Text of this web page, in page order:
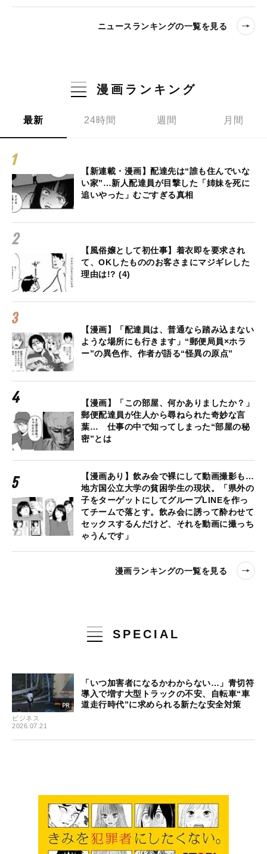
ニュースランキングの一覧を見る
漫画ランキング
最新 24時間 週間 月間
【新連載・漫画】配達先は“誰も住んでいな
い家”…新人配達員が目撃した「姉妹を死に
追いやった」むごすぎる真相
【風俗嬢として初仕事】着衣即を要求され
て、OKしたもののお客さまにマジギレした
理由は!? (4)
【漫画】「配達員は、普通なら踏み込まない
ような場所にも行きます」“郵便局員×ホラ
ー”の異色作、作者が語る“怪異の原点”
【漫画】「この部屋、何かありましたか？」
郵便配達員が住人から尋ねられた奇妙な言
葉… 仕事の中で知ってしまった“部屋の秘
密”とは
【漫画あり】飲み会で裸にして動画撮影も…
地方国公立大学の貧困学生の現状。「県外の
子をターゲットにしてグループLINEを作っ
てチームで落とす。飲み会に誘って酔わせて
セックスするんだけど、それを動画に撮っち
ゃうんです」
漫画ランキングの一覧を見る
SPECIAL
ビジネス
2026.07.21
「いつ加害者になるかわからない…」青切符
導入で増す大型トラックの不安、自転車“車
道走行時代”に求められる新たな安全対策